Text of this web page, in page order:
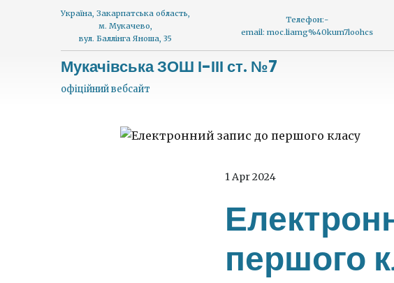
Україна, Закарпатська область,
м. Мукачево,
вул. Баллінга Яноша, 35
Телефон:-
email: moc.liamg%40kum7loohcs
Мукачівська ЗОШ І-ІІІ ст. №7
офіційний вебсайт
1 Apr 2024
першого